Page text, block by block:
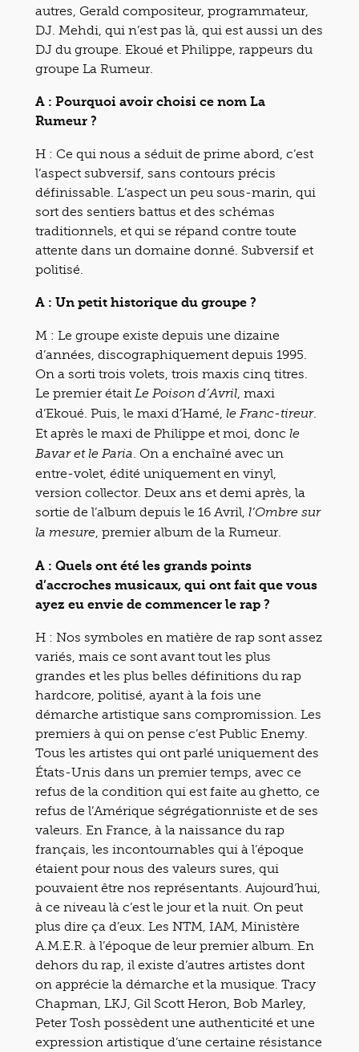
autres, Gerald compositeur, programmateur,
DJ. Mehdi, qui n’est pas là, qui est aussi un des
DJ du groupe. Ekoué et Philippe, rappeurs du
groupe La Rumeur.
A : Pourquoi avoir choisi ce nom La
Rumeur ?
H : Ce qui nous a séduit de prime abord, c’est
l’aspect subversif, sans contours précis
définissable. L’aspect un peu sous-marin, qui
sort des sentiers battus et des schémas
traditionnels, et qui se répand contre toute
attente dans un domaine donné. Subversif et
politisé.
A : Un petit historique du groupe ?
M : Le groupe existe depuis une dizaine
d’années, discographiquement depuis 1995.
On a sorti trois volets, trois maxis cinq titres.
Le premier était Le Poison d’Avril , maxi
d’Ekoué. Puis, le maxi d’Hamé, le Franc-tireur.
Et après le maxi de Philippe et moi, donc le
Bavar et le Paria . On a enchaîné avec un
entre-volet, édité uniquement en vinyl,
version collector. Deux ans et demi après, la
sortie de l’album depuis le 16 Avril, l’Ombre sur
la mesure , premier album de la Rumeur.
A : Quels ont été les grands points
d’accroches musicaux, qui ont fait que vous
ayez eu envie de commencer le rap ?
H : Nos symboles en matière de rap sont assez
variés, mais ce sont avant tout les plus
grandes et les plus belles définitions du rap
hardcore, politisé, ayant à la fois une
démarche artistique sans compromission. Les
premiers à qui on pense c’est Public Enemy.
Tous les artistes qui ont parlé uniquement des
États-Unis dans un premier temps, avec ce
refus de la condition qui est faite au ghetto, ce
refus de l’Amérique ségrégationniste et de ses
valeurs. En France, à la naissance du rap
français, les incontournables qui à l’époque
étaient pour nous des valeurs sures, qui
pouvaient être nos représentants. Aujourd’hui,
à ce niveau là c’est le jour et la nuit. On peut
plus dire ça d’eux. Les NTM, IAM, Ministère
A.M.E.R. à l’époque de leur premier album. En
dehors du rap, il existe d’autres artistes dont
on apprécie la démarche et la musique. Tracy
Chapman, LKJ, Gil Scott Heron, Bob Marley,
Peter Tosh possèdent une authenticité et une
expression artistique d’une certaine résistance